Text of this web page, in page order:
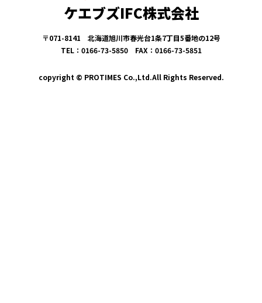
ケエブズIFC株式会社
〒071-8141 北海道旭川市春光台1条7丁目5番地の12号
TEL：0166-73-5850 FAX：0166-73-5851
copyright © PROTIMES Co.,Ltd.All Rights Reserved.